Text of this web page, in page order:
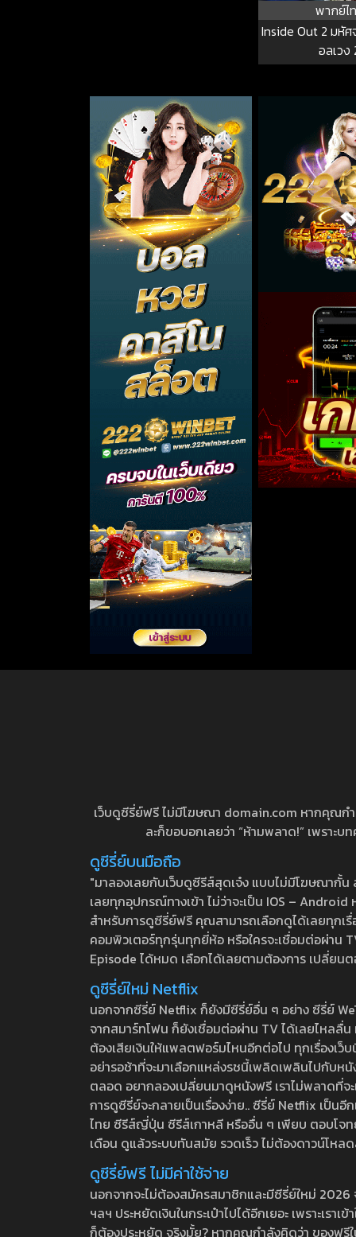
พากย์ไ
Inside Out 2 มหั
อลเวง
เว็บดูซีรี่ย์ฟรี ไม่มีโฆษณา domain.com หากคุณก
ละก็ขอบอกเลยว่า “ห้ามพลาด!” เพราะ
ดูซีรี่ย์บนมือถือ
"มาลองเลยกับเว็บดูซีรีส์สุดเจ๋ง แบบไม่มีโฆษณากั้
เลยทุกอุปกรณ์ทางเข้า ไม่ว่าจะเป็น IOS –
สำหรับการดูซีรี่ย์ฟรี คุณสามารถเลือกดูได้เลยทุกเ
คอมพิวเตอร์ทุกรุ่นทุกยี่ห้อ หรือใครจะเชื่อมต่อผ่าน
Episode ได้หมด เลือกได้เลยตามต้องการ เปลี่ยน
ดูซีรี่ย์ใหม่ Netflix
นอกจากซีรี่ย์ Netflix ก็ยังมีซีรี่ย์อื่น ๆ อย่าง ซีรี่ย์
จากสมาร์ทโฟน ก็ยังเชื่อมต่อผ่าน TV ได้เลยไหลลื่
ต้องเสียเงินให้แพลตฟอร์มไหนอีกต่อไป ทุกเรื่องเว็
อย่ารอช้าที่จะมาเลือกแหล่งรชนี้เพลิดเพลินไปกับห
ตลอด อยากลองเปลี่ยนมาดูหนังฟรี เราไม่พลาดที่
การดูซีรี่ย์จะกลายเป็นเรื่องง่าย.. ซีรี่ย์ Netflix เป็น
ไทย ซีรีส์ญี่ปุ่น ซีรีส์เกาหลี หรืออื่น ๆ เพียบ ตอบโจท
เดือน ดูแล้วระบบทันสมัย รวดเร็ว ไม่ต้องดาวน์โห
ดูซีรี่ย์ฟรี ไม่มีค่าใช้จ่าย
นอกจากจะไม่ต้องสมัครสมาชิกและมีซีรี่ย์ใหม่
ฯลฯ ประหยัดเงินในกระเป๋าไปได้อีกเยอะ เพราะเร
ก็ต้องประหยัด จริงมั้ย? หากคุณกำลังคิดว่า ของฟ